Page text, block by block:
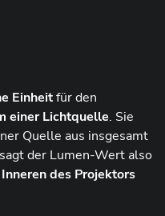
Einheitfür den
einer Lichtquelle. Sie
Quelle aus insgesamt
sagt der Lumen-Wert also
des Projektors